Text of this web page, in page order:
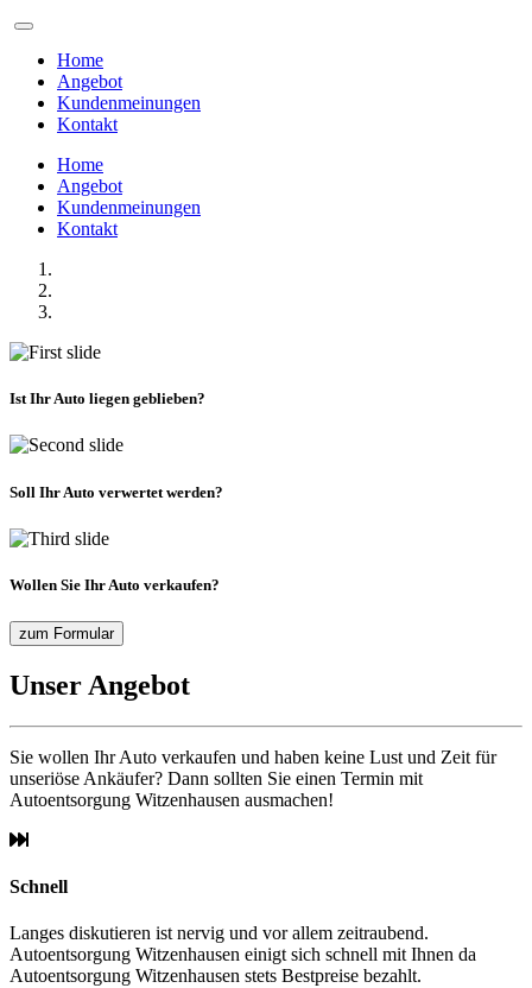
Home
Angebot
Kundenmeinungen
Kontakt
Home
Angebot
Kundenmeinungen
Kontakt
Ist Ihr Auto liegen geblieben?
Soll Ihr Auto verwertet werden?
Wollen Sie Ihr Auto verkaufen?
zum Formular
Unser Angebot
Sie wollen Ihr Auto verkaufen und haben keine Lust und Zeit für
unseriöse Ankäufer? Dann sollten Sie einen Termin mit
Autoentsorgung Witzenhausen ausmachen!
Schnell
Langes diskutieren ist nervig und vor allem zeitraubend.
Autoentsorgung Witzenhausen einigt sich schnell mit Ihnen da
Autoentsorgung Witzenhausen stets Bestpreise bezahlt.